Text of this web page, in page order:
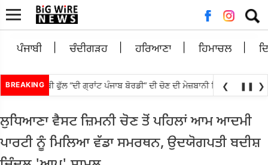
ਲਈ
ਖੋਜ:
ਪੰਜਾਬੀ ਚੰਦੀਗੜਹ ਹਰਿਆਣਾ ਹਿਮਾਚਲ
BREAKINGਪੰਜਾਬੀ ਫੁੱਲ “ਦੀ ਗ੍ਰਾਂਟ ਪੰਜਾਬ ਬੋਰਡੀ” ਦੀ ਚੋਣ ਦੀ ਮੇਜ਼ਬਾਨੀ ਸਿਨੇਮਾ ਅਤੇ ਸੈਰ-
❮ ❚❚ ❯
ਲੁਧਿਆਣਾ ਵੈਸਟ ਜ਼ਿਮਨੀ ਚੋਣ ਤੋਂ ਪਹਿਲਾਂ ਆਮ ਆਦਮੀ
ਪਾਰਟੀ ਨੂੰ ਮਿਲਿਆ ਵੱਡਾ ਸਮਰਥਨ, ਉਦਯੋਗਪਤੀ ਬਦੀਸ਼